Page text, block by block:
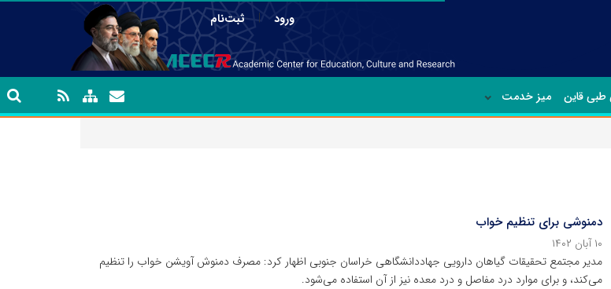
ورود | ثبت‌نام
قاین میز خدمت
دمنوشی برای تنظیم خواب
۱۰ آبان ۱۴۰۲
مدیر مجتمع تحقیقات گیاهان دارویی جهاددانشگاهی خراسان جنوبی اظهار کرد: مصرف دمنوش آویشن خواب را تنظیم
می‌کند، و برای موارد درد مفاصل و درد معده نیز از آن استفاده می‌شود.